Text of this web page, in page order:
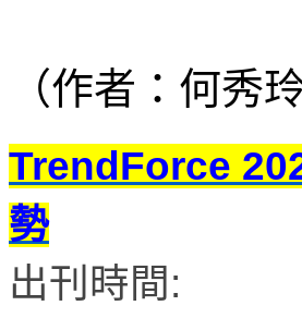
（作者：何秀
TrendForce
勢
出刊時間: